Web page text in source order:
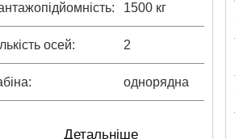
1500 кг
осей 2
однорядна
Детальніше